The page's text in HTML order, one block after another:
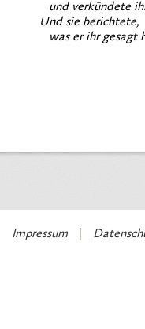
und verkündete
Und sie berichtete,
was er ihr gesagt
Impressum